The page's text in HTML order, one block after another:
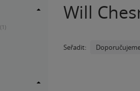
Will
Seřadit:
(1)